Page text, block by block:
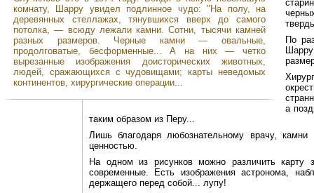
комнату, Шарру увидел подлинное чудо: "На полу, на
деревянных стеллажах, тянувшихся вверх до самого
потолка, — всюду лежали камни. Сотни, тысячи камней
разных размеров. Черные камни — овальные,
продолговатые, бесформенные... А на них — четко
вырезанные изображения доисторических животных,
людей, сражающихся с чудовищами; карты неведомых
континентов, хирургические операции...
По
а
таким образом из Перу...
Лишь благодаря любознательному врачу,
ценностью.
На одном из рисунков можно различить карту
современные. Есть изображения астронома,
держащего перед собой... лупу!